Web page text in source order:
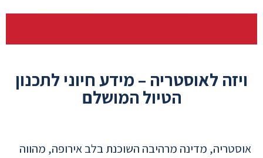
ויזה לאוסטריה – מידע חיוני לתכנון
הטיול המושלם
אוסטריה, מדינה מרהיבה השוכנת בלב אירופה, מהווה